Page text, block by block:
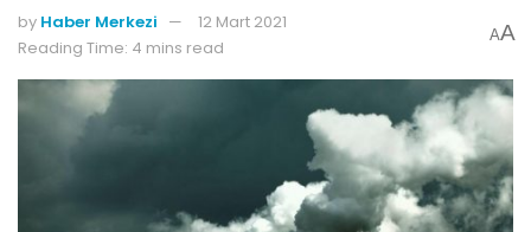
by Haber Merkezi
12 Mart 2021
Reading Time: 4 mins read
AA